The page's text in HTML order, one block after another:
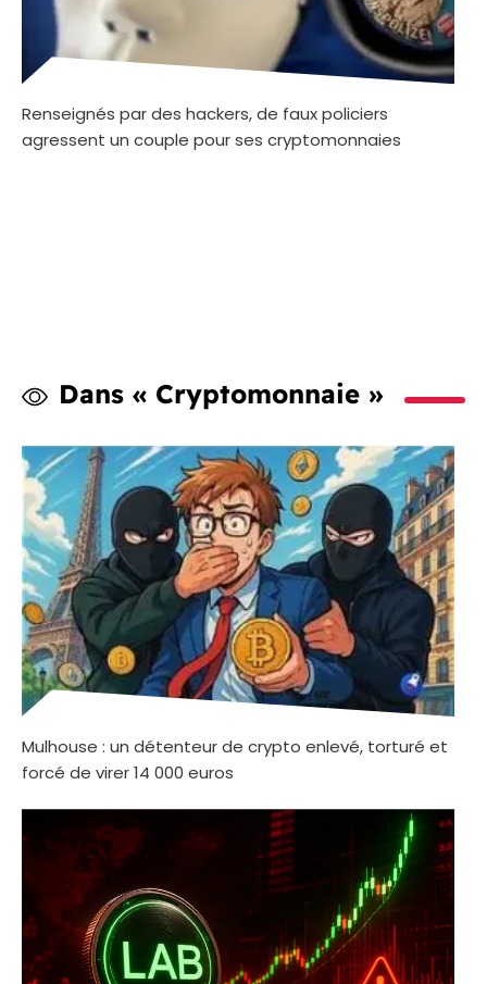
Renseignés par des hackers, de faux policiers
agressent un couple pour ses cryptomonnaies
Dans « Cryptomonnaie »
Mulhouse : un détenteur de crypto enlevé, torturé et
forcé de virer 14 000 euros